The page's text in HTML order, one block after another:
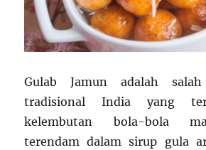
Gulab Jamun adalah
tradisional India yang
kelembutan bola-bola
terendam dalam sirup gula